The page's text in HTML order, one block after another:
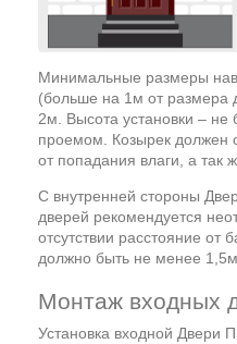
Минимальные размеры
(больше на 1м от размера
2м. Высота установки –
проемом. Козырек должен
от попадания влаги, а так
С внутренней стороны
дверей рекомендуется
отсутствии расстояние от
должно быть не менее
Монтаж входных
Установка входной Двери